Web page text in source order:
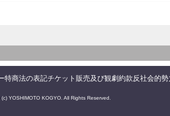
特商法の表記チケット販売及び観劇約款反社会的
YOSHIMOTO KOGYO. All Rights Reserved.